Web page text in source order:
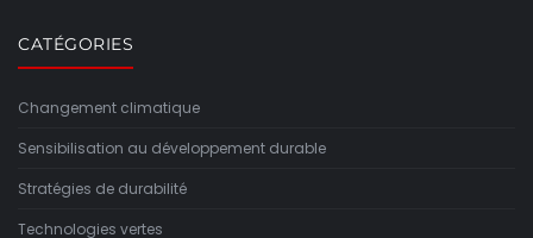
CATÉGORIES
Changement climatique
Sensibilisation au développement durable
Stratégies de durabilité
Technologies vertes